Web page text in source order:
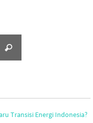
Search
Transisi Energi Indonesia?